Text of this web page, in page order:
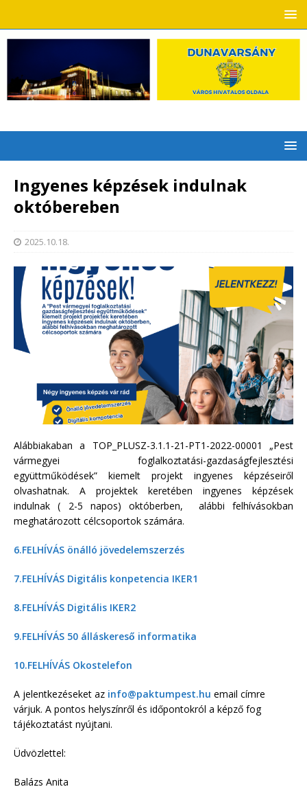
Ingyenes képzések indulnak
októbereben
2025.10.18.
Alábbiakaban a TOP_PLUSZ-3.1.1-21-PT1-2022-00001 „Pest
vármegyei foglalkoztatási-gazdaságfejlesztési
együttműködések” kiemelt projekt ingyenes képzéseiről
olvashatnak. A projektek keretében ingyenes képzések
indulnak ( 2-5 napos) októberben, alábbi felhívásokban
meghatározott célcsoportok számára.
6.FELHÍVÁS önálló jövedelemszerzés
7.FELHÍVÁS Digitális konpetencia IKER1
8.FELHÍVÁS Digitális IKER2
9.FELHÍVÁS 50 álláskereső informatika
10.FELHÍVÁS Okostelefon
A jelentkezéseket az info@paktumpest.hu email címre
várjuk. A pontos helyszínről és időpontokról a képző fog
tájékoztatást nyújtani.
Üdvözlettel:
Balázs Anita